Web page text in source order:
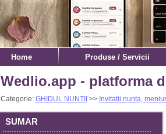
Home Produse / Servicii
Wedlio.app - platforma
Categorie: GHIDUL NUNTII >> Invitatii nunta,
SUMAR